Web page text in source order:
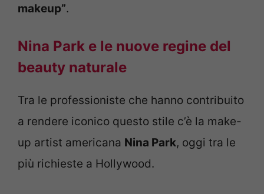
makeup”.
Nina Park e le nuove regine del
beauty naturale
Tra le professioniste che hanno contribuito
a rendere iconico questo stile c’è la make-
up artist americana Nina Park, oggi tra le
più richieste a Hollywood.